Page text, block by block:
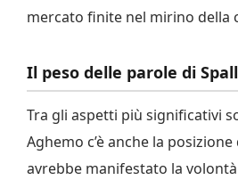
mercato finite nel mirino della
Il peso delle parole di
Tra gli aspetti più significativi
Aghemo c’è anche la posizione
avrebbe manifestato la